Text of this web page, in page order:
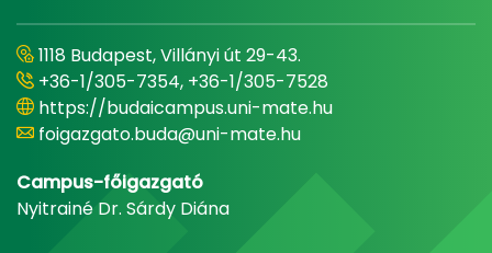
1118 Budapest, Villányi út 29-43.
+36-1/305-7354, +36-1/305-7528
https://budaicampus.uni-mate.hu
foigazgato.buda@uni-mate.hu
Campus-főigazgató
Nyitrainé Dr. Sárdy Diána